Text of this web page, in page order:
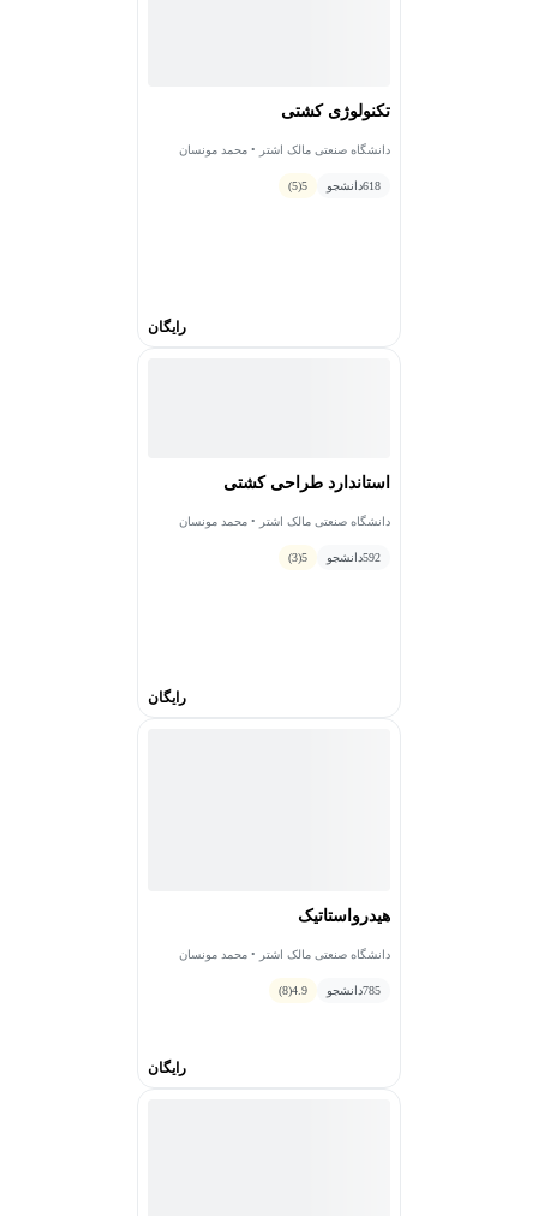
تکنولوژی کشتی
دانشگاه صنعتی مالک اشتر • محمد مونسان
618دانشجو 5
(5)
رایگان
استاندارد طراحی کشتی
دانشگاه صنعتی مالک اشتر • محمد مونسان
592دانشجو 5
(3)
رایگان
هیدرواستاتیک
دانشگاه صنعتی مالک اشتر • محمد مونسان
785دانشجو 4.9
(8)
رایگان